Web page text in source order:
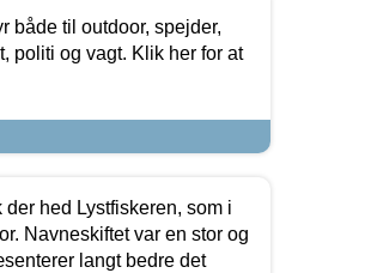
både til outdoor, spejder,
politi og vagt. Klik her for at
hed Lystfiskeren, som i
Navneskiftet var en stor og
langt bedre det